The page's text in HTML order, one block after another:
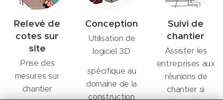
Relevé de
cotes sur
site
Prise des
mesures sur
chantier
Conception
Utilisation de
logiciel 3D
spécifique au
domaine de la
construction
Suivi de
chantier
Assister les
entreprises aux
réunions de
chantier si